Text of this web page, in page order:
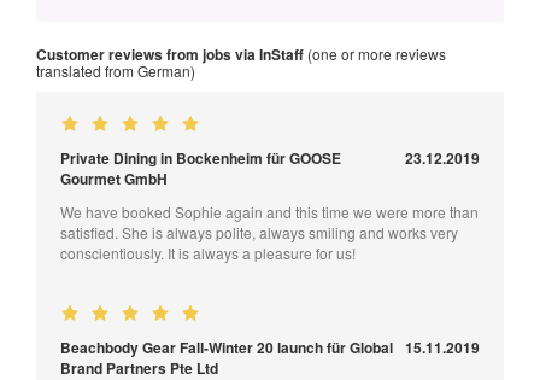
Customer reviews from jobs via InStaff (one or more reviews
translated from German)
Private Dining in Bockenheim für GOOSE
Gourmet GmbH
23.12.2019
We have booked Sophie again and this time we were more than
satisfied. She is always polite, always smiling and works very
conscientiously. It is always a pleasure for us!
Beachbody Gear Fall-Winter 20 launch für Global
Brand Partners Pte Ltd
15.11.2019